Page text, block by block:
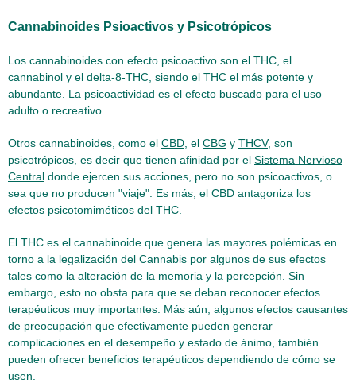
Cannabinoides Psioactivos y Psicotrópicos
Los cannabinoides con efecto psicoactivo son el THC, el
cannabinol y el delta-8-THC, siendo el THC el más potente y
abundante. La psicoactividad es el efecto buscado para el uso
adulto o recreativo.
Otros cannabinoides, como el CBD , el CBG y THCV, son
psicotrópicos, es decir que tienen afinidad por el Sistema Nervioso
Central donde ejercen sus acciones, pero no son psicoactivos, o
sea que no producen "viaje". Es más, el CBD antagoniza los
efectos psicotomiméticos del THC.
El THC es el cannabinoide que genera las mayores polémicas en
torno a la legalización del Cannabis por algunos de sus efectos
tales como la alteración de la memoria y la percepción. Sin
embargo, esto no obsta para que se deban reconocer efectos
terapéuticos muy importantes. Más aún, algunos efectos causantes
de preocupación que efectivamente pueden generar
complicaciones en el desempeño y estado de ánimo, también
pueden ofrecer beneficios terapéuticos dependiendo de cómo se
usen.